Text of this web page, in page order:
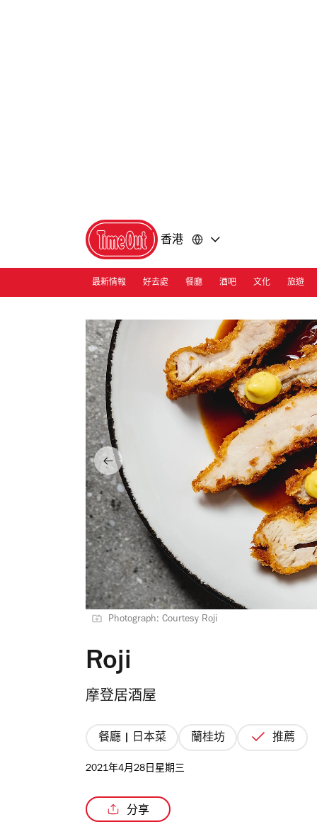
香港
最新情報 好去處 餐廳 酒吧 文化 旅遊
Photograph: Courtesy Roji
Roji
摩登居酒屋
餐廳 | 日本菜 蘭桂坊 推薦
2021年4月28日星期三
分享